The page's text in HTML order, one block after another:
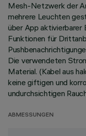
Mesh-Netzwerk der
mehrere Leuchten
über App aktivierbarer
Funktionen für
Die verwendeten
Material. (Kabel aus
keine giftigen und
undurchsichtigen
ABMESSUNGEN